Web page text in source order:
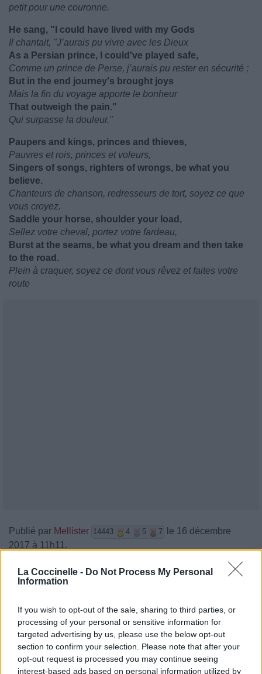
La Coccinelle - Do Not Process My Personal
Information
If you wish to opt-out of the sale, sharing to third parties, or
processing of your personal or sensitive information for
targeted advertising by us, please use the below opt-out
section to confirm your selection. Please note that after your
opt-out request is processed you may continue seeing
interest-based ads based on personal information utilized by
petit pour une couronne.
He sang, "I could have lived with my Gods
Il chantait, "J’aurais pu vivre avec les Dieux
As a Persian prince, I could've played safe,
Comme un prince de Perse, j’aurais pu rester en sécurité ;
But in the end journey's brought joys
Mais la fin du voyage apporte le bonheur
That outweigh the pain."
Qui surpasse la douleur."
Paupers and kings, princes and thieves,
Pauvres et rois, princes et voleurs,
Singers of songs, righters of wrongs, be what you
believe.
Chanteurs de chanson, redresseurs de tort, soyez ce que
vous croyez.
Saddle your horse, shoulder your load,
Sellez votre cheval, portez votre fardeau,
Burst at the seams, be what you dream and then take
to the road.
Plein à craquer, soyez ce dont vous rêvez et faites votre
route
Publié par Mellister 14443 4 5 7
le 16 décembre
2017 à 11h11.
Paroles + Traduction Téléchargement
Vidéos
Commentaires